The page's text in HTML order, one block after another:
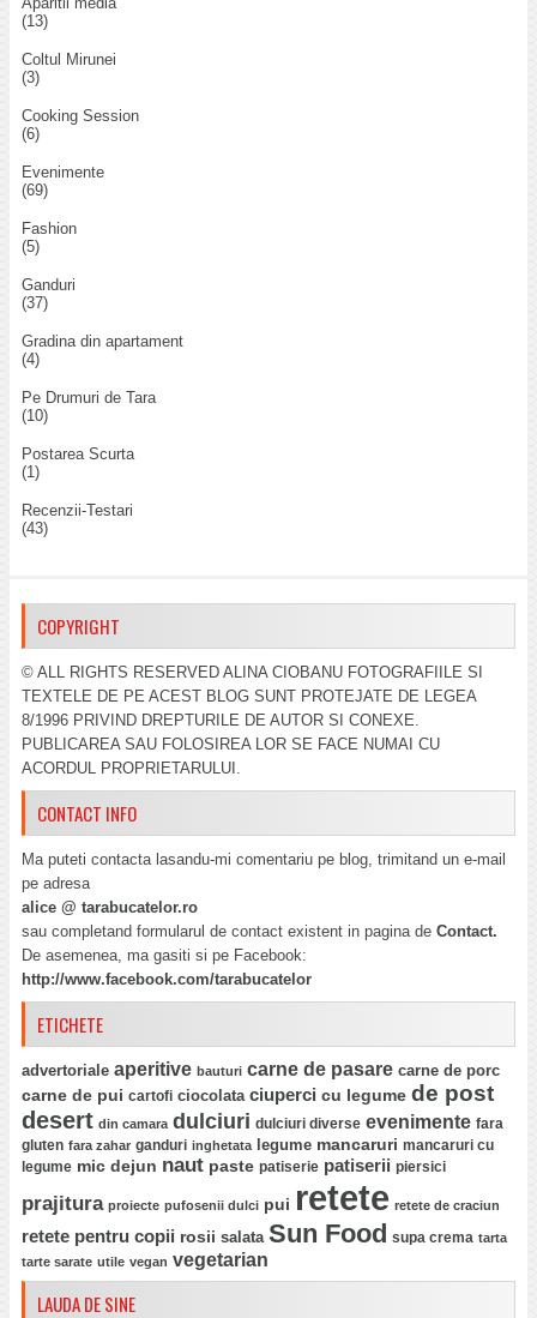
(13)
Coltul Mirunei
(3)
Cooking Session
(6)
Evenimente
(69)
Fashion
(5)
Ganduri
(37)
Gradina din apartament
(4)
Pe Drumuri de Tara
(10)
Postarea Scurta
(1)
Recenzii-Testari
(43)
COPYRIGHT
© ALL RIGHTS RESERVED ALINA CIOBANU FOTOGRAFIILE SI
TEXTELE DE PE ACEST BLOG SUNT PROTEJATE DE LEGEA
8/1996 PRIVIND DREPTURILE DE AUTOR SI CONEXE.
PUBLICAREA SAU FOLOSIREA LOR SE FACE NUMAI CU
ACORDUL PROPRIETARULUI.
CONTACT INFO
Ma puteti contacta lasandu-mi comentariu pe blog, trimitand un e-mail
pe adresa
alice @ tarabucatelor.ro
sau completand formularul de contact existent in pagina de Contact.
De asemenea, ma gasiti si pe Facebook:
http://www.facebook.com/tarabucatelor
ETICHETE
advertoriale aperitive bauturi carne de pasare carne de porc
carne de pui cartofi ciocolata ciuperci cu legume de post
desert din camara dulciuri dulciuri diverse evenimente fara
gluten fara zahar ganduri inghetata legume mancaruri mancaruri cu
legume mic dejun naut paste patiserie patiserii piersici
prajitura proiecte pufosenii dulci pui retete retete de craciun
retete pentru copii rosii salata Sun Food supa crema tarta
tarte sarate utile vegan vegetarian
LAUDA DE SINE